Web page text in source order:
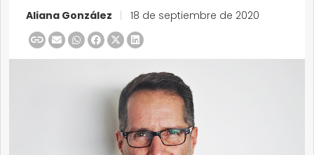
Aliana González 18 de septiembre de 2020